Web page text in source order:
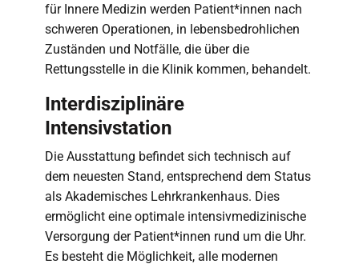
für Innere Medizin werden Patient*innen nach
schweren Operationen, in lebensbedrohlichen
Zuständen und Notfälle, die über die
Rettungsstelle in die Klinik kommen, behandelt.
Interdisziplinäre
Intensivstation
Die Ausstattung befindet sich technisch auf
dem neuesten Stand, entsprechend dem Status
als Akademisches Lehrkrankenhaus. Dies
ermöglicht eine optimale intensivmedizinische
Versorgung der Patient*innen rund um die Uhr.
Es besteht die Möglichkeit, alle modernen